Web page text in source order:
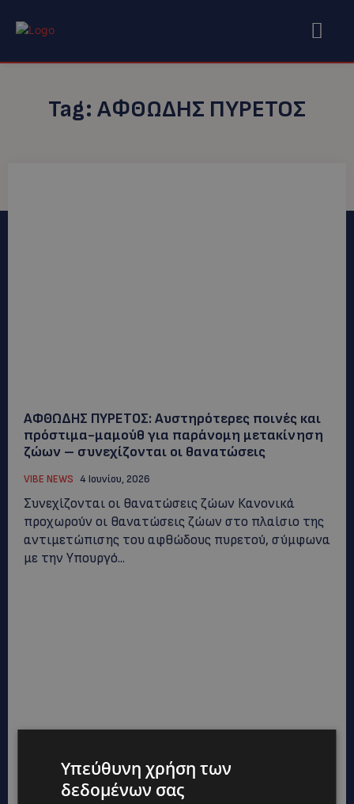
Tag: ΑΦΘΏΔΗΣ ΠΥΡΕΤΌΣ
ΑΦΘΩΔΗΣ ΠΥΡΕΤΟΣ: Αυστηρότερες ποινές και
πρόστιμα-μαμούθ για παράνομη μετακίνηση
ζώων – συνεχίζονται οι θανατώσεις
VIBE NEWS 4 Ιουνίου, 2026
Συνεχίζονται οι θανατώσεις ζώων Κανονικά
προχωρούν οι θανατώσεις ζώων στο πλαίσιο της
αντιμετώπισης του αφθώδους πυρετού, σύμφωνα
με την Υπουργό...
Υπεύθυνη χρήση των
δεδομένων σας